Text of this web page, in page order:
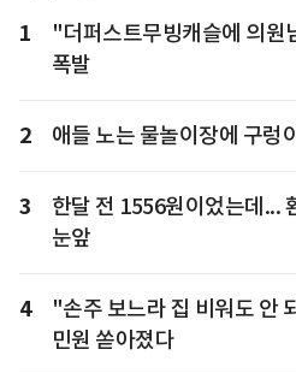
1
"더퍼스트무빙캐슬에 의
폭발
2 애들 노는 물놀이장에 구렁
3
한달 전 1556원이었는데...
눈앞
4
"손주 보느라 집 비워도 안
민원 쏟아졌다